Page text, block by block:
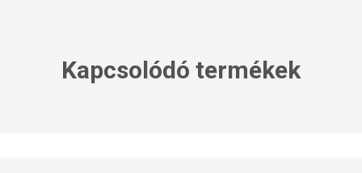
Kapcsolódó termékek